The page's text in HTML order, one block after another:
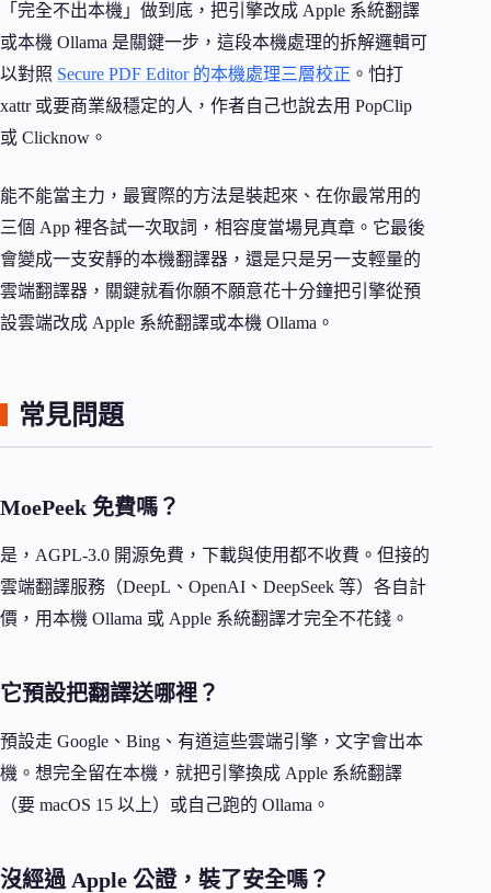
「完全不出本機」做到底，把引擎改成 Apple 系統翻譯
或本機 Ollama 是關鍵一步，這段本機處理的拆解邏輯可
以對照 Secure PDF Editor 的本機處理三層校正 。怕打
xattr 或要商業級穩定的人，作者自己也說去用 PopClip
或 Clicknow。
能不能當主力，最實際的方法是裝起來、在你最常用的
三個 App 裡各試一次取詞，相容度當場見真章。它最後
會變成一支安靜的本機翻譯器，還是只是另一支輕量的
雲端翻譯器，關鍵就看你願不願意花十分鐘把引擎從預
設雲端改成 Apple 系統翻譯或本機 Ollama。
常見問題
MoePeek 免費嗎？
是，AGPL-3.0 開源免費，下載與使用都不收費。但接的
雲端翻譯服務（DeepL、OpenAI、DeepSeek 等）各自計
價，用本機 Ollama 或 Apple 系統翻譯才完全不花錢。
它預設把翻譯送哪裡？
預設走 Google、Bing、有道這些雲端引擎，文字會出本
機。想完全留在本機，就把引擎換成 Apple 系統翻譯
（要 macOS 15 以上）或自己跑的 Ollama。
沒經過 Apple 公證，裝了安全嗎？